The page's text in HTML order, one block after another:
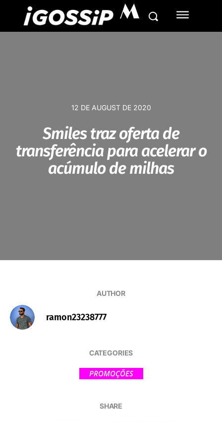
M
12 DE AUGUST DE 2020
Smiles traz oferta de
transferência para acelerar o
acúmulo de milhas
AUTHOR
ramon23238777
CATEGORIES
PROMOÇÕES
SHARE